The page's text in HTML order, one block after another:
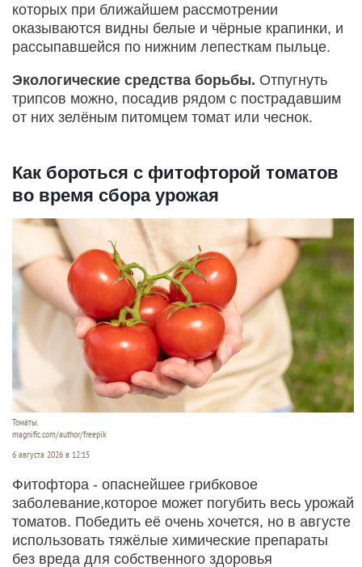
которых при ближайшем рассмотрении
оказываются видны белые и чёрные крапинки, и
рассыпавшейся по нижним лепесткам пыльце.
Экологические средства борьбы. Отпугнуть
трипсов можно, посадив рядом с пострадавшим
от них зелёным питомцем томат или чеснок.
Как бороться с фитофторой томатов
во время сбора урожая
Томаты.
magnific.com/author/freepik
6 августа 2026 в 12:15
Фитофтора - опаснейшее грибковое
заболевание,которое может погубить весь урожай
томатов. Победить её очень хочется, но в августе
использовать тяжёлые химические препараты
без вреда для собственного здоровья